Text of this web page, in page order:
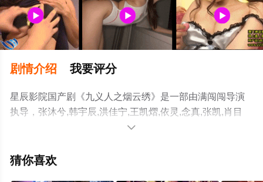
剧情介绍 我要评分
星辰影院国产剧《九义人之烟云绣》是一部由满闯闯导演
执导，张沐兮,韩宇辰,洪佳宁,王凯熠,依灵,念真,张凯,肖目
涵,陈佳琪,蓝暄,于磊,王思晗,诗懿,杨凯文,肖东昊,陈润,赵佩
揭晓（第24集已完结），手机免费观看高清无删减完整版

猜你喜欢